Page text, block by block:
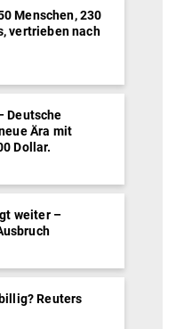
Menschen, 230
vertrieben nach
Deutsche
Ära mit
Dollar.
weiter –
Reuters